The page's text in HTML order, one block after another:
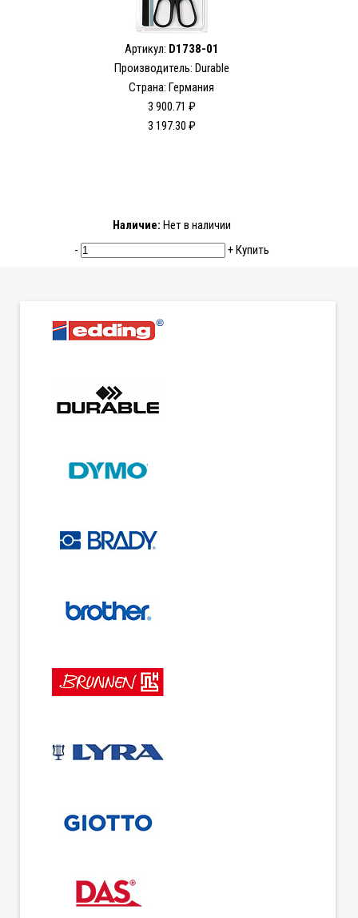
Артикул: D1738-01
Производитель: Durable
Страна: Германия
3 900.71 ₽
3 197.30 ₽
Наличие: Нет в наличии
-
+Купить